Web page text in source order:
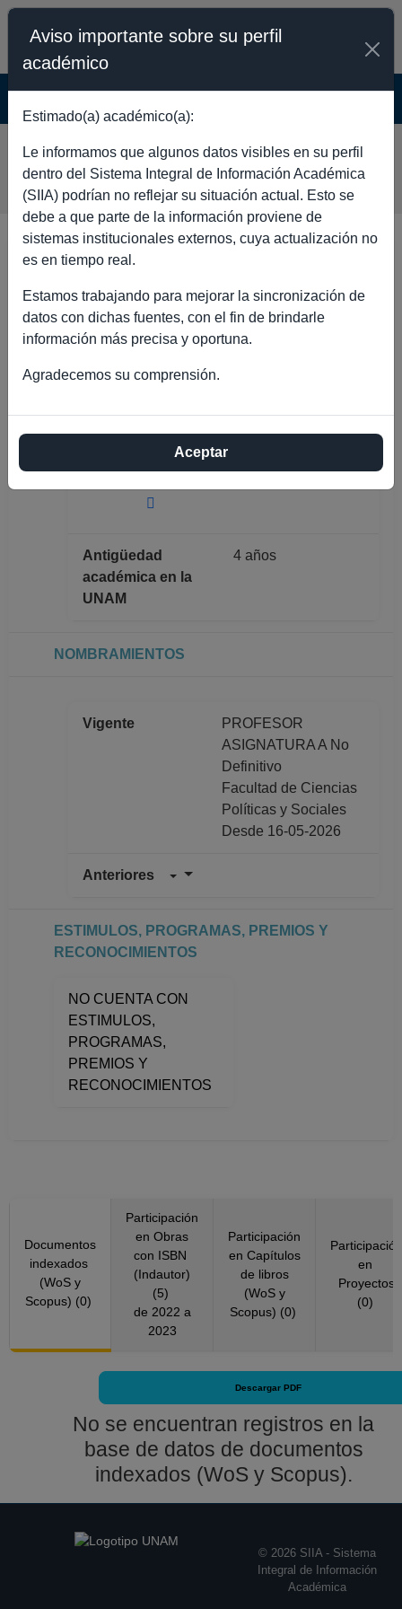
ACADÉMICA - PÚBLICO
EMANUEL JETZAI VELAZCO
ARRIAGA
DATOS GENERALES
Nombre completo
Máximo nivel de
estudios
Antigüedad
académica en la
UNAM
4 años
NOMBRAMIENTOS
Vigente
PROFESOR
ASIGNATURA A No
Definitivo
Facultad de Ciencias
Políticas y Sociales
Desde 16-05-2026
Anteriores
Facultad de Ciencias
Facultad de Ciencias
Políticas y Sociales
Desde 01-11-2021
hasta 30-04-2025
ESTIMULOS, PROGRAMAS, PREMIOS Y
RECONOCIMIENTOS
NO CUENTA CON
ESTIMULOS,
PROGRAMAS,
PREMIOS Y
RECONOCIMIENTOS
Documentos
indexados
(WoS y
Scopus) (0)
Participación
en Obras
con ISBN
(Indautor)
(5)
de 2022 a
2023
Participación
en Capítulos
de libros
(WoS y
Scopus) (0)
Participación
en
Proyectos
(0)
Descargar PDF
No se encuentran registros en la
base de datos de documentos
indexados (WoS y Scopus).
© 2026 SIIA - Sistema
Integral de Información
Académica
Aviso importante sobre su perfil
académico
Estimado(a) académico(a):
Le informamos que algunos datos visibles en su perfil
dentro del Sistema Integral de Información Académica
(SIIA) podrían no reflejar su situación actual. Esto se
debe a que parte de la información proviene de
sistemas institucionales externos, cuya actualización no
es en tiempo real.
Estamos trabajando para mejorar la sincronización de
datos con dichas fuentes, con el fin de brindarle
información más precisa y oportuna.
Agradecemos su comprensión.
Aceptar